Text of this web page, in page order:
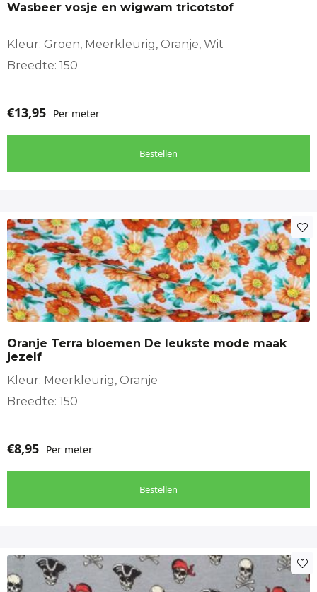
Wasbeer vosje en wigwam tricotstof
Kleur: Groen, Meerkleurig, Oranje, Wit
Breedte: 150
€13,95 Per meter
Bestellen
Oranje Terra bloemen De leukste mode maak
jezelf
Kleur: Meerkleurig, Oranje
Breedte: 150
€8,95 Per meter
Bestellen